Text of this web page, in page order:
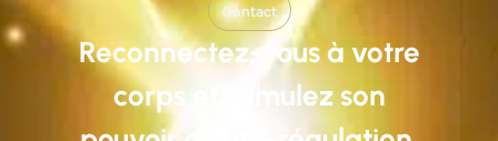
Contact
Reconnectez-vous à votre
corps et stimulez son